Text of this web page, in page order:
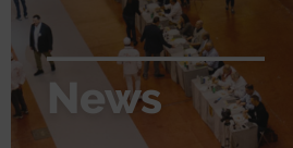
News